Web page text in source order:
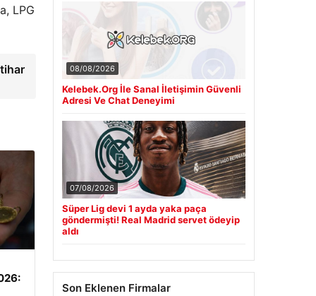
LPG
08/08/2026
Kelebek.Org İle Sanal İletişimin Güvenli
Adresi Ve Chat Deneyimi
07/08/2026
Süper Lig devi 1 ayda yaka paça
göndermişti! Real Madrid servet ödeyip
aldı
Son Eklenen Firmalar